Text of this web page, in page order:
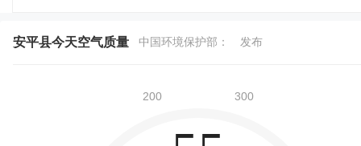
安平县今天空气质量 中国环境保护部： 发布